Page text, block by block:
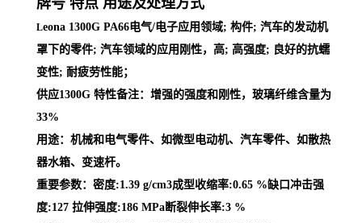
牌号 特点 用途及处理方式
Leona 1300G PA66电气/电子应用领域; 构件; 汽车的发动机
罩下的零件; 汽车领域的应用刚性，高; 高强度; 良好的抗蠕
变性; 耐疲劳性能；
供应1300G 特性备注：增强的强度和刚性，玻璃纤维含量为
33%
用途：机械和电气零件、如微型电动机、汽车零件、如散热
器水箱、变速杆。
重要参数：密度:1.39 g/cm3成型收缩率:0.65 %缺口冲击强
度:127 拉伸强度:186 MPa断裂伸长率:3 %